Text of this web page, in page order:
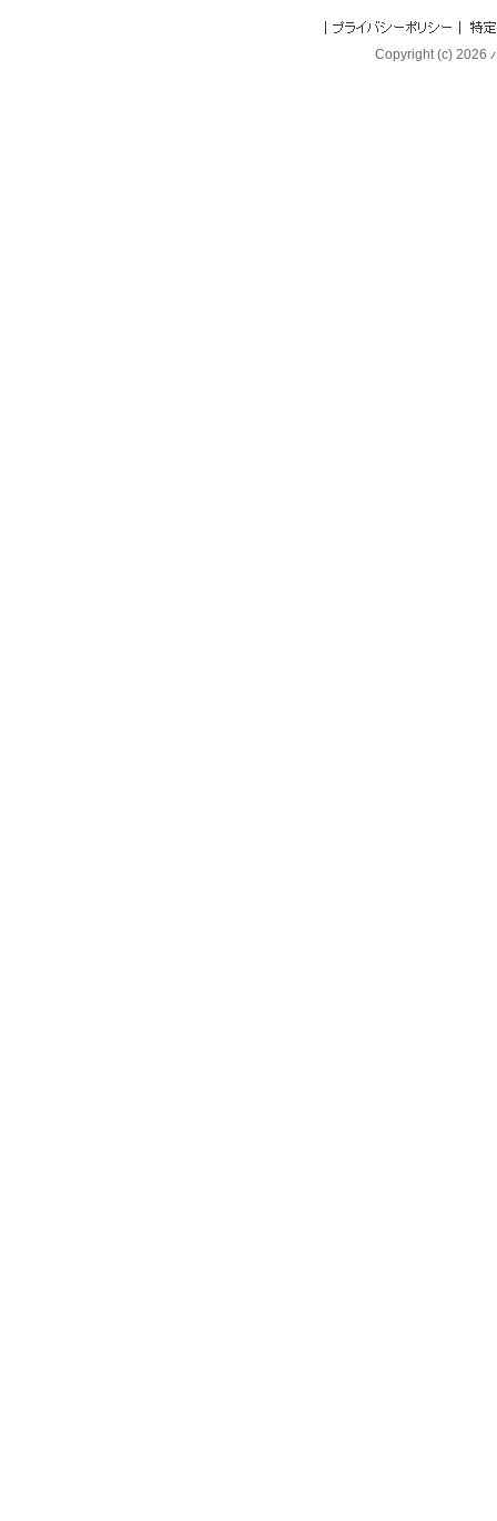
Copyright (c) 2026